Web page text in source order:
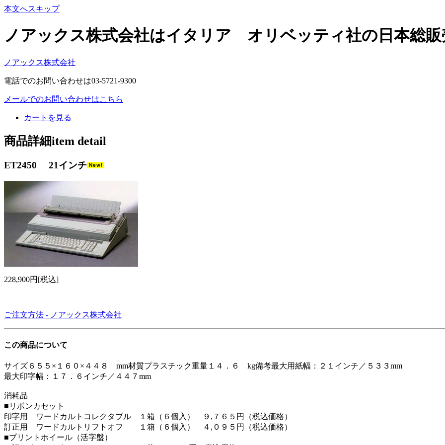
本文へスキップ
ノアックス株式会社はイタリア オリベッティ社の日本総販
ノアックス株式会社
電話でのお問い合わせは03-5721-9300
メールでのお問い合わせはこちら
カートを見る
商品詳細item detail
ET2450 21インチ
228,900円[税込]
ご注文方法 - ノアックス株式会社
この商品について
サイズ６５５×１６０×４４８ mm材質プラスチック重量１４．６ kg備考最大用紙幅：２１インチ／５３３mm
最大印字幅：１７．６インチ／４４７mm
消耗品
■リボンカセット
印字用 ワードカルトコレクタブル １箱（６個入） ９,７６５円（税込価格）
訂正用 ワードカルトリフトオフ １箱（６個入） ４,０９５円（税込価格）
■プリントホイール（活字盤）